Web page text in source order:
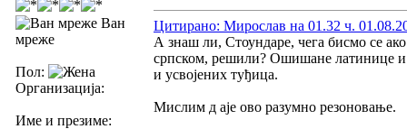
Ван
мреже
Пол:
Организација:
Име и презиме:
Цитирано: Мирослав на 01.32 ч.
А знаш ли, Стоундаре, чега бисмо се
српском, решили? Ошишане латинице и
и усвојених туђица.
Мислим д аје ово разумно резоновање.